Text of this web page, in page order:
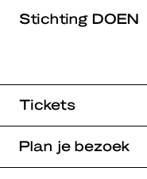
Stichting DOEN
Tickets
Plan je bezoek